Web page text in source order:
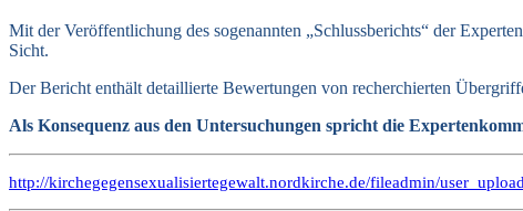
Mit der Veröffentlichung des sogenannten „Schlussberichts“ der
Sicht.
Der Bericht enthält detaillierte Bewertungen von recherchierten
Als Konsequenz aus den Untersuchungen spricht die
http://kirchegegensexualisiertegewalt.nordkirche.de/fileadmin/